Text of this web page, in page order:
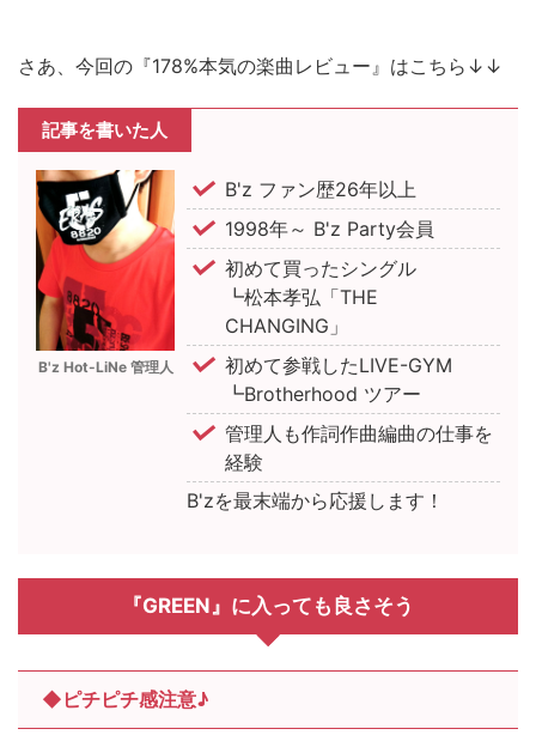
さあ、今回の『178%本気の楽曲レビュー』はこちら↓↓
記事を書いた人
B'z Hot-LiNe 管理人
B'z ファン歴26年以上
1998年～ B'z Party会員
初めて買ったシングル
┗松本孝弘「THE
CHANGING」
初めて参戦したLIVE-GYM
┗Brotherhood ツアー
管理人も作詞作曲編曲の仕事を
経験
B'zを最末端から応援します！
『GREEN』に入っても良さそう
◆ピチピチ感注意♪